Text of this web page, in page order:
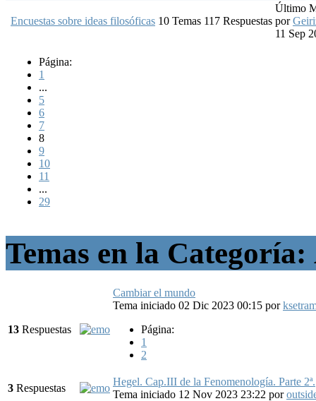
Encuestas sobre ideas filosóficas 10 Temas 117 Respuestas
Último
por
11 Sep
Página:
1
...
5
6
7
8
9
10
11
...
29
Temas en la
13 Respuestas
Cambiar el mundo
Tema iniciado 02 Dic 2023 00:15 por
Página:
1
2
3 Respuestas
Hegel. Cap.III de la Fenomenología. Parte 2ª.
Tema iniciado 12 Nov 2023 23:22 por